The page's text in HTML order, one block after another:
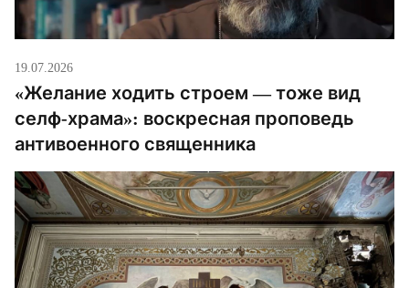
19.07.2026
«Желание ходить строем — тоже вид
селф-храма»: воскресная проповедь
антивоенного священника